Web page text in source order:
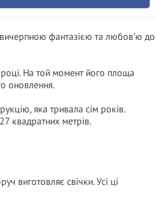
фантазією та любов’ю до
На той момент його площа
оновлення.
яка тривала сім років.
квадратних метрів.
виготовляє свічки. Усі ці